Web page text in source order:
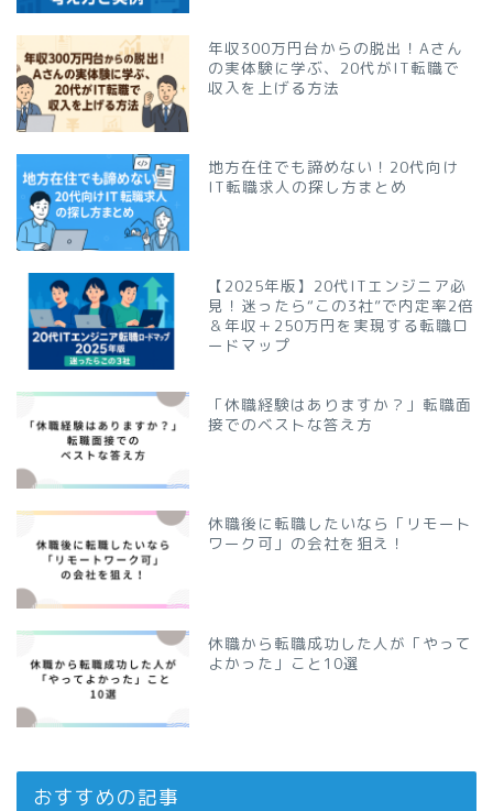
年収300万円台からの脱出！Aさん
の実体験に学ぶ、20代がIT転職で
収入を上げる方法
地方在住でも諦めない！20代向け
IT転職求人の探し方まとめ
【2025年版】20代ITエンジニア必
見！迷ったら“この3社”で内定率2倍
＆年収＋250万円を実現する転職ロ
ードマップ
「休職経験はありますか？」転職面
接でのベストな答え方
休職後に転職したいなら「リモート
ワーク可」の会社を狙え！
休職から転職成功した人が「やって
よかった」こと10選
おすすめの記事